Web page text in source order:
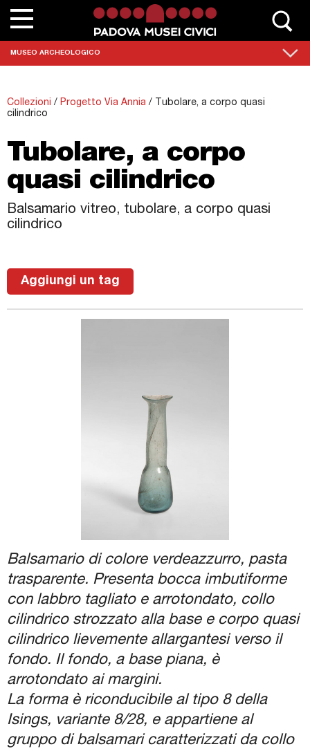
MUSEO ARCHEOLOGICO
Chi siamo
Musei
Sedi monumentali
Scuole
Eventi e mostre
Percorsi
Biglietti e Orari
Collezioni / Progetto Via Annia /
Tubolare, a corpo quasi
cilindrico
Tubolare, a corpo
quasi cilindrico
Balsamario vitreo, tubolare, a corpo quasi
cilindrico
Aggiungi un tag
Balsamario di colore verdeazzurro, pasta
trasparente. Presenta bocca imbutiforme
con labbro tagliato e arrotondato, collo
cilindrico strozzato alla base e corpo quasi
cilindrico lievemente allargantesi verso il
fondo. Il fondo, a base piana, è
arrotondato ai margini.
La forma è riconducibile al tipo 8 della
Isings, variante 8/28, e appartiene al
gruppo di balsamari caratterizzati da collo